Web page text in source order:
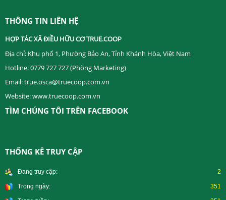
THÔNG TIN LIÊN HỆ
HỢP TÁC XÃ ĐIỀU HỮU CƠ TRUE.COOP ​
Địa chỉ: Khu phố 1, Phường Bảo An, Tỉnh Khánh Hòa, Việt Nam
Hotline: 0779 727 727 (Phòng Marketing)
Email: true.osca@truecoop.com.vn
Website: www.truecoop.com.vn
TÌM CHÚNG TÔI TRÊN FACEBOOK
THỐNG KÊ TRUY CẬP
Đang truy cập: 2
Trong ngày: 351